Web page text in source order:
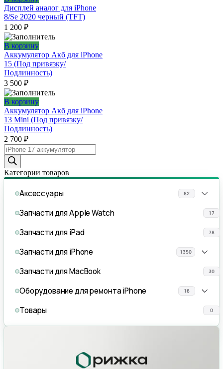
Дисплей аналог для iPhone
8/Se 2020 черный (TFT)
1 200 ₽
В корзину
Аккумулятор Акб для iPhone
15 (Под привязку/
Подлинность)
3 500 ₽
В корзину
Аккумулятор Акб для iPhone
13 Mini (Под привязку/
Подлинность)
2 700 ₽
Поиск
товаров
Категории товаров
Аксессуары 82
Запчасти для Apple Watch 17
Запчасти для iPad 78
Запчасти для iPhone 1350
Запчасти для MacBook 30
Оборудование для ремонта iPhone 18
Товары 0